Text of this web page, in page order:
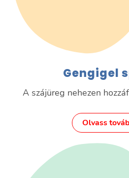
Gengigel
A szájüreg nehezen
Olvass